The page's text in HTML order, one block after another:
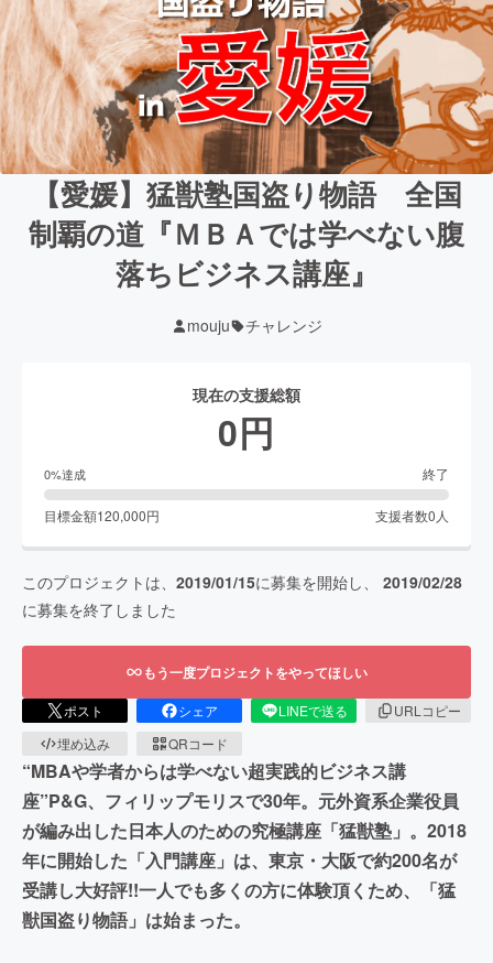
【愛媛】猛獣塾国盗り物語 全国
制覇の道『ＭＢＡでは学べない腹
落ちビジネス講座』
mouju チャレンジ
現在の支援総額
0円
0%達成 終了
目標金額120,000円 支援者数0人
このプロジェクトは、 2019/01/15に募集を開始し、 2019/02/28
に募集を終了しました
もう一度プロジェクトをやってほしい
ポスト シェア LINEで送る
URLコピー
埋め込み
QRコード
“MBAや学者からは学べない超実践的ビジネス講
座”P&G、フィリップモリスで30年。元外資系企業役員
が編み出した​日本人のための究極講座「猛獣塾」。​2018
年に開始した「入門講座」は、東京・大阪で約200名が
受講し大好評!!一人でも多くの方に体験頂くため、「猛
獣国盗り物語」は始まった。